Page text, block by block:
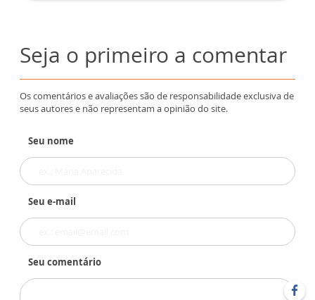
Seja o primeiro a comentar
Os comentários e avaliações são de responsabilidade exclusiva de
seus autores e não representam a opinião do site.
Seu nome
Seu e-mail
Seu comentário